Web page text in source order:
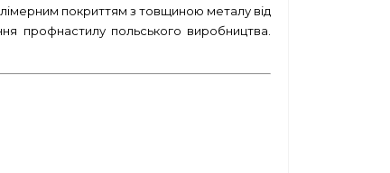
покриттям з товщиною металу від
профнастилу польського виробництва.